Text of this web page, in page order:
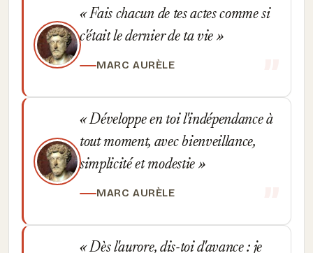
Fais chacun de tes actes comme si
c'était le dernier de ta vie
MARC AURÈLE
Développe en toi l'indépendance à
tout moment, avec bienveillance,
simplicité et modestie
MARC AURÈLE
Dès l'aurore, dis-toi d'avance : je